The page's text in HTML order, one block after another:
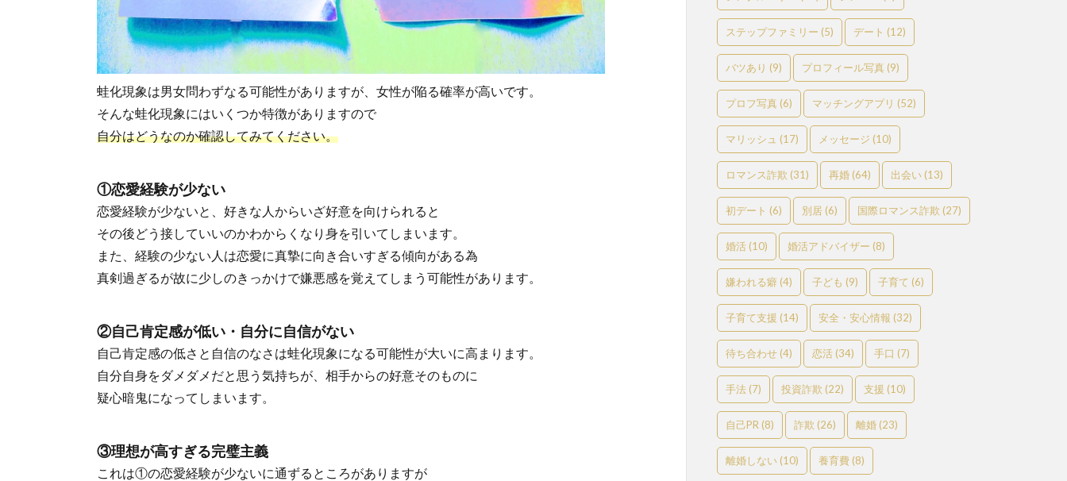
蛙化現象は男女問わずなる可能性がありますが、女性が陥る確率が高いです。
そんな蛙化現象にはいくつか特徴がありますので
自分はどうなのか確認してみてください。
①恋愛経験が少ない
恋愛経験が少ないと、好きな人からいざ好意を向けられると
その後どう接していいのかわからくなり身を引いてしまいます。
また、経験の少ない人は恋愛に真摯に向き合いすぎる傾向がある為
真剣過ぎるが故に少しのきっかけで嫌悪感を覚えてしまう可能性があります。
②自己肯定感が低い・自分に自信がない
自己肯定感の低さと自信のなさは蛙化現象になる可能性が大いに高まります。
自分自身をダメダメだと思う気持ちが、相手からの好意そのものに
疑心暗鬼になってしまいます。
③理想が高すぎる完璧主義
これは①の恋愛経験が少ないに通ずるところがありますが
ステップファミリー (5) デート (12)
バツあり (9) プロフィール写真 (9)
プロフ写真 (6) マッチングアプリ (52)
マリッシュ (17) メッセージ (10)
ロマンス詐欺 (31) 再婚 (64) 出会い (13)
初デート (6) 別居 (6) 国際ロマンス詐欺 (27)
婚活 (10) 婚活アドバイザー (8)
嫌われる癖 (4) 子ども (9) 子育て (6)
子育て支援 (14) 安全・安心情報 (32)
待ち合わせ (4) 恋活 (34) 手口 (7)
手法 (7) 投資詐欺 (22) 支援 (10)
自己PR (8) 詐欺 (26) 離婚 (23)
離婚しない (10) 養育費 (8)